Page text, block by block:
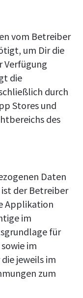
vom Betreiber
um Dir die
Verfügung
die
durch
Stores und
des
Daten
ist der Betreiber
Applikation
im
für
im
jeweils im
zum